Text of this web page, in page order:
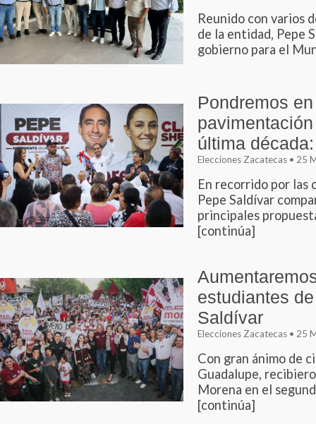
Reunido con varios
de la entidad, Pepe
gobierno para el
Pondremos
última
Elecciones Zacatecas • 25
En recorrido por las
Pepe Saldívar
principales
[continúa]
estudiantes
Saldívar
Elecciones Zacatecas • 25
Con gran ánimo de
Guadalupe,
Morena en el
[continúa]